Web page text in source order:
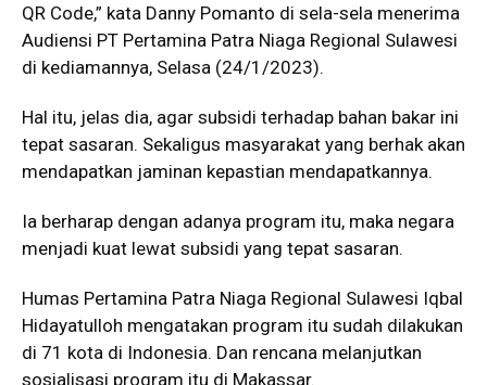
QR Code,” kata Danny Pomanto di sela-sela menerima
Audiensi PT Pertamina Patra Niaga Regional Sulawesi
di kediamannya, Selasa (24/1/2023).
Hal itu, jelas dia, agar subsidi terhadap bahan bakar ini
tepat sasaran. Sekaligus masyarakat yang berhak akan
mendapatkan jaminan kepastian mendapatkannya.
Ia berharap dengan adanya program itu, maka negara
menjadi kuat lewat subsidi yang tepat sasaran.
Humas Pertamina Patra Niaga Regional Sulawesi Iqbal
Hidayatulloh mengatakan program itu sudah dilakukan
di 71 kota di Indonesia. Dan rencana melanjutkan
sosialisasi program itu di Makassar.